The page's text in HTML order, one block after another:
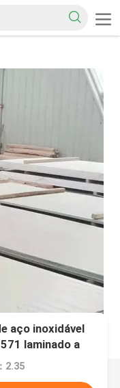
aço inoxidável
laminado a
2.35